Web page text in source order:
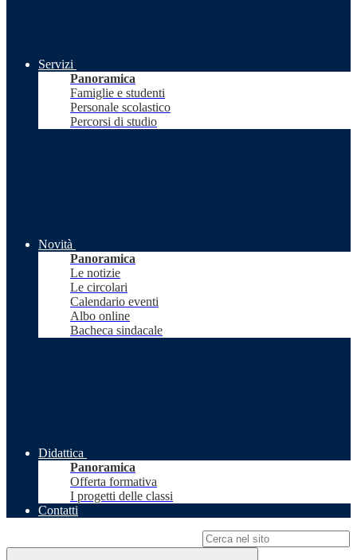
Servizi
Panoramica
Famiglie e studenti
Personale scolastico
Percorsi di studio
Novità
Panoramica
Le notizie
Le circolari
Calendario eventi
Albo online
Bacheca sindacale
Didattica
Panoramica
Offerta formativa
I progetti delle classi
Contatti